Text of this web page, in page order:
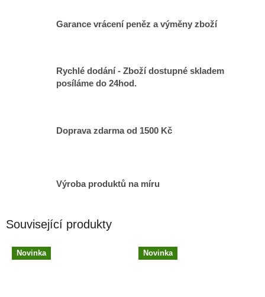
Garance vrácení peněz a výměny zboží
Rychlé dodání - Zboží dostupné skladem
posíláme do 24hod.
Doprava zdarma od 1500 Kč
Výroba produktů na míru
Související produkty
Novinka Novinka